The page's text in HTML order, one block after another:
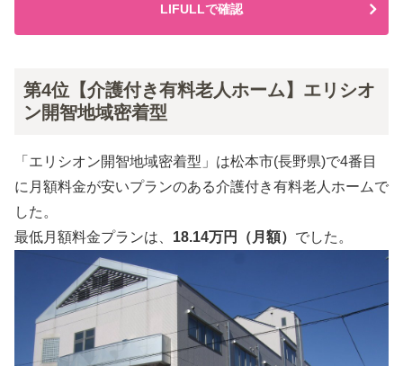
LIFULLで確認
第4位【介護付き有料老人ホーム】エリシオ
ン開智地域密着型
「エリシオン開智地域密着型」は松本市(長野県)で4番目
に月額料金が安いプランのある介護付き有料老人ホームで
した。
最低月額料金プランは、 18.14万円（月額） でした。